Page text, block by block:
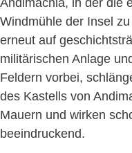
Windmühle der Insel
erneut auf
militärischen Anlage
Feldern vorbei,
des Kastells von
Mauern und wirken
beeindruckend.